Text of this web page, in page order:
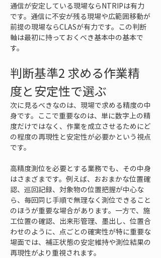
通信が安定している現場ならNTRIPは有力
です。通信に不安が残る現場や広範囲移動が
前提の現場ならCLASが有力です。この判断
軸は最初に持っておくべき基本中の基本で
す。
判断基準2 求める作業精
度と安定性で選ぶ
次に見るべきなのは、現場で求める精度の中
身です。ここで重要なのは、単に数字上の精
度だけではなく、作業を成立させるためにど
の程度の再現性と安定性が必要かという視点
です。
高精度測位を必要とする業務でも、その中身
はさまざまです。例えば、おおまかな位置確
認、巡回記録、対象物の位置把握が中心な
ら、毎回同じ手順で無理なく測位できること
のほうが重要な場合があります。一方で、施
工位置の確認、出来形管理、墨出し、位置合
わせのように、点ごとの確実性が特に重要な
場面では、補正状態の安定維持や測位結果の
再現性がより重視されます。